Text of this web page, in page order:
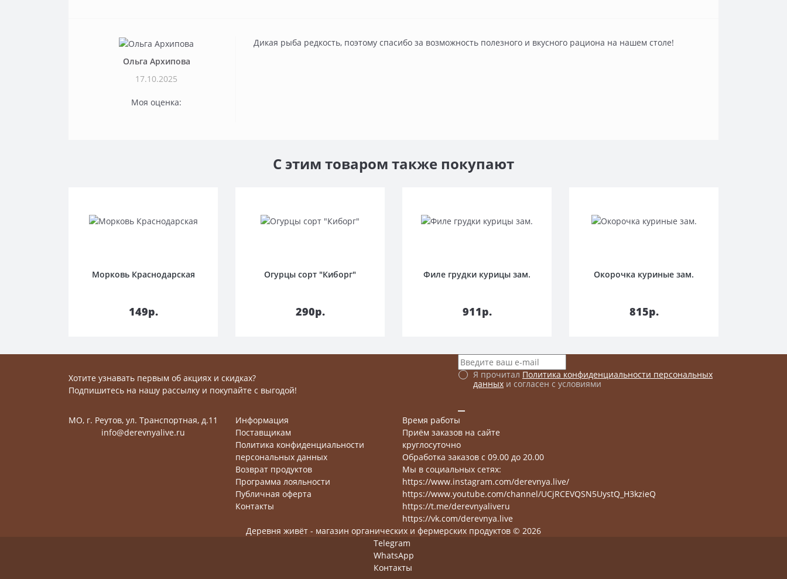
Ольга Архипова
17.10.2025
Моя оценка:
Дикая рыба редкость, поэтому спасибо за возможность полезного и вкусного рациона на нашем столе!
С этим товаром также покупают
Морковь Краснодарская
149р.
Огурцы сорт "Киборг"
290р.
Филе грудки курицы зам.
911р.
Окорочка куриные зам.
815р.
Хотите узнавать первым об акциях и скидках?
Подпишитесь на нашу рассылку и покупайте с выгодой!
Я прочитал Политика конфиденциальности персональных
данных и согласен с условиями
МО, г. Реутов, ул. Транспортная, д.11
info@derevnyalive.ru
Информация
Поставщикам
Политика конфиденциальности
персональных данных
Возврат продуктов
Программа лояльности
Публичная оферта
Контакты
Время работы
Приём заказов на сайте
круглосуточно
Обработка заказов с 09.00 до 20.00
Мы в социальных сетях:
https://www.instagram.com/derevnya.live/
https://www.youtube.com/channel/UCjRCEVQSN5UystQ_H3kzieQ
https://t.me/derevnyaliveru
https://vk.com/derevnya.live
Деревня живёт - магазин органических и фермерских продуктов © 2026
Telegram
WhatsApp
Контакты